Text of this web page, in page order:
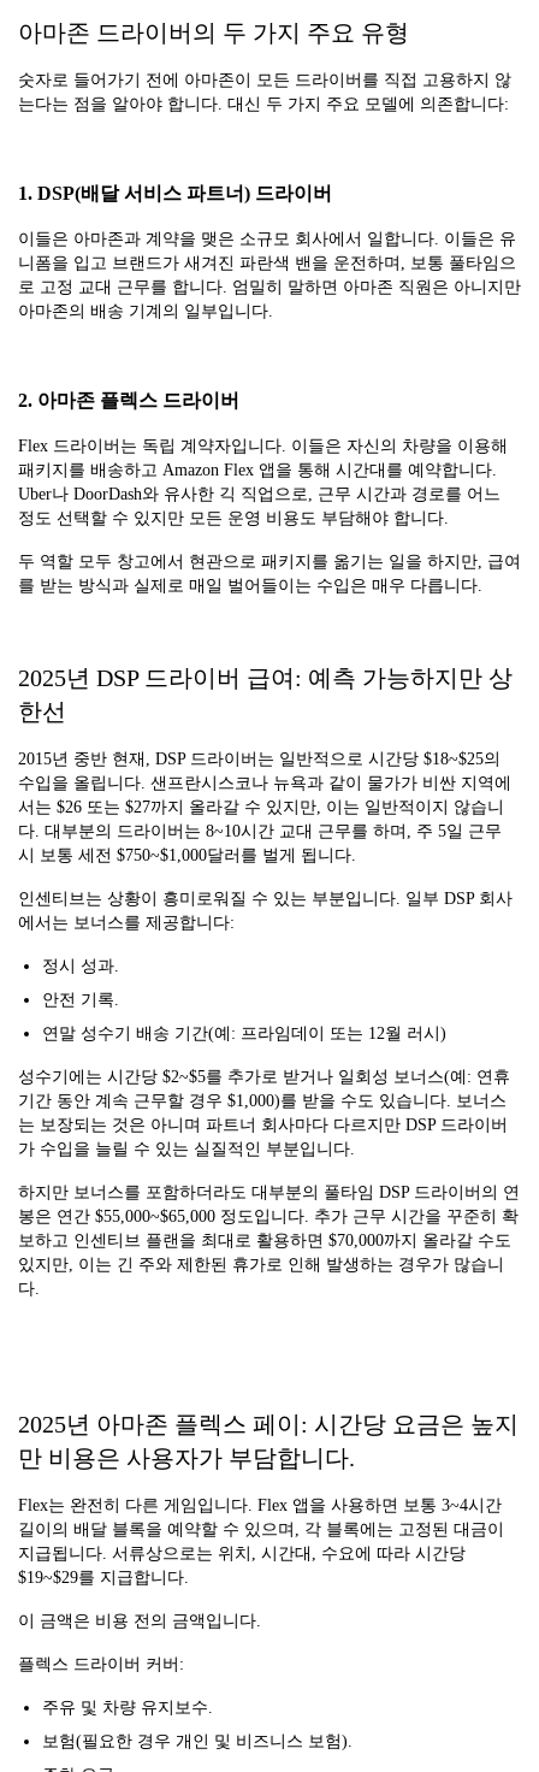
아마존 드라이버의 두 가지 주요 유형
숫자로 들어가기 전에 아마존이 모든 드라이버를 직접 고용하지 않
는다는 점을 알아야 합니다. 대신 두 가지 주요 모델에 의존합니다:
1. DSP(배달 서비스 파트너) 드라이버
이들은 아마존과 계약을 맺은 소규모 회사에서 일합니다. 이들은 유
니폼을 입고 브랜드가 새겨진 파란색 밴을 운전하며, 보통 풀타임으
로 고정 교대 근무를 합니다. 엄밀히 말하면 아마존 직원은 아니지만
아마존의 배송 기계의 일부입니다.
2. 아마존 플렉스 드라이버
Flex 드라이버는 독립 계약자입니다. 이들은 자신의 차량을 이용해
패키지를 배송하고 Amazon Flex 앱을 통해 시간대를 예약합니다.
Uber나 DoorDash와 유사한 긱 직업으로, 근무 시간과 경로를 어느
정도 선택할 수 있지만 모든 운영 비용도 부담해야 합니다.
두 역할 모두 창고에서 현관으로 패키지를 옮기는 일을 하지만, 급여
를 받는 방식과 실제로 매일 벌어들이는 수입은 매우 다릅니다.
2025년 DSP 드라이버 급여: 예측 가능하지만 상
한선
2015년 중반 현재, DSP 드라이버는 일반적으로 시간당 $18~$25의
수입을 올립니다. 샌프란시스코나 뉴욕과 같이 물가가 비싼 지역에
서는 $26 또는 $27까지 올라갈 수 있지만, 이는 일반적이지 않습니
다. 대부분의 드라이버는 8~10시간 교대 근무를 하며, 주 5일 근무
시 보통 세전 $750~$1,000달러를 벌게 됩니다.
인센티브는 상황이 흥미로워질 수 있는 부분입니다. 일부 DSP 회사
에서는 보너스를 제공합니다:
정시 성과.
안전 기록.
연말 성수기 배송 기간(예: 프라임데이 또는 12월 러시)
성수기에는 시간당 $2~$5를 추가로 받거나 일회성 보너스(예: 연휴
기간 동안 계속 근무할 경우 $1,000)를 받을 수도 있습니다. 보너스
는 보장되는 것은 아니며 파트너 회사마다 다르지만 DSP 드라이버
가 수입을 늘릴 수 있는 실질적인 부분입니다.
하지만 보너스를 포함하더라도 대부분의 풀타임 DSP 드라이버의 연
봉은 연간 $55,000~$65,000 정도입니다. 추가 근무 시간을 꾸준히 확
보하고 인센티브 플랜을 최대로 활용하면 $70,000까지 올라갈 수도
있지만, 이는 긴 주와 제한된 휴가로 인해 발생하는 경우가 많습니
다.
2025년 아마존 플렉스 페이: 시간당 요금은 높지
만 비용은 사용자가 부담합니다.
Flex는 완전히 다른 게임입니다. Flex 앱을 사용하면 보통 3~4시간
길이의 배달 블록을 예약할 수 있으며, 각 블록에는 고정된 대금이
지급됩니다. 서류상으로는 위치, 시간대, 수요에 따라 시간당
$19~$29를 지급합니다.
이 금액은 비용 전의 금액입니다.
플렉스 드라이버 커버:
주유 및 차량 유지보수.
보험(필요한 경우 개인 및 비즈니스 보험).